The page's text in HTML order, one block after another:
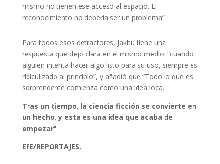
mismo no tienen ese acceso al espacio. El
reconocimiento no debería ser un problema”
Para todos esos detractores, Jakhu tiene una
respuesta que dejó clara en el mismo medio: “cuando
alguien intenta hacer algo listo para su uso, siempre es
ridiculizado al principio”, y añadió que “Todo lo que es
sorprendente comienza como una idea loca.
Tras un tiempo, la ciencia ficción se convierte en
un hecho, y esta es una idea que acaba de
empezar”
EFE/REPORTAJES.